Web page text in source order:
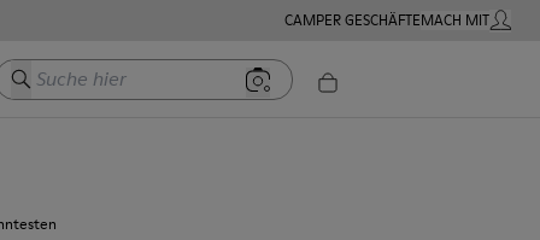
CAMPER GESCHÄFTEMACH MITMEIN
Suche hier